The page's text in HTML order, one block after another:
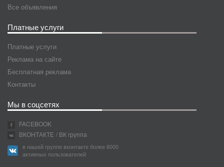
Все объявления
Платные услуги
Платные услуги
Реклама на сайте
Бесплатная реклама
Контакты
Мы в соцсетях
FACEBOOK
ВКОНТАКТЕ / ВК группа
в нашей группе вконтакте более 6000
активных пользователей